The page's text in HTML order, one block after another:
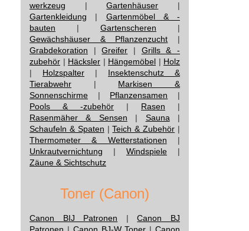
werkzeug |Gartenhäuser |
Gartenkleidung | Gartenmöbel & -
bauten | Gartenscheren |
Gewächshäuser & Pflanzenzucht |
Grabdekoration |Greifer | Grills & -
zubehör | Häcksler | Hängemöbel | Holz
| Holzspalter | Insektenschutz &
Tierabwehr | Markisen &
Sonnenschirme | Pflanzensamen |
Pools & -zubehör | Rasen |
Rasenmäher & Sensen | Sauna |
Schaufeln & Spaten |Teich & Zubehör |
Thermometer & Wetterstationen |
Unkrautvernichtung | Windspiele |
Zäune & Sichtschutz
Toner (Canon)
Canon BIJ Patronen |Canon BJ